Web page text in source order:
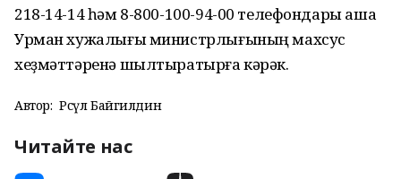
218-14-14 һәм 8-800-100-94-00 телефондары аша
Урман хужалығы министрлығының махсус
хеҙмәттәренә шылтыратырға кәрәк.
Автор: Рәсүл Байгилдин
Читайте нас